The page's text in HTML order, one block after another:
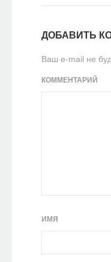
ДОБАВИТЬ
Ваш e-mail не
КОММЕНТАРИЙ
ИМЯ